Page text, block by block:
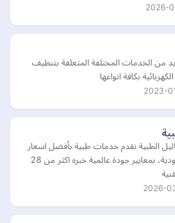
2026-
من الخدمات المختلفة المتعلقة بتنظيف
بكافة انواعها
2023-
الطبية نقدم خدمات طبية بأفضل اسعار
عروض التحاليل بالسعودية، بمعايير جودة عالمية خبره اكثر من 28
2026-